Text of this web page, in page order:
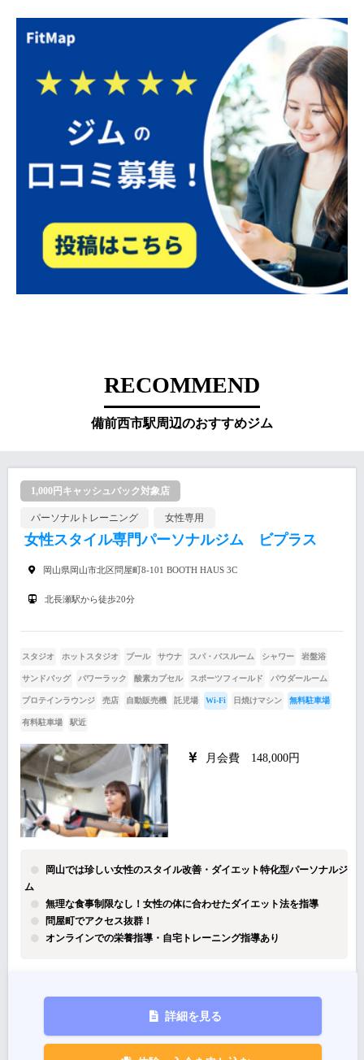
RECOMMEND
備前西市駅周辺のおすすめジム
1,000円キャッシュバック対象店
パーソナルトレーニング 女性専用
女性スタイル専門パーソナルジム ビプラス
岡山県岡山市北区問屋町8-101 BOOTH HAUS 3C
北長瀬駅から徒歩20分
スタジオ ホットスタジオ プール サウナ スパ・バスルーム シャワー 岩盤浴
サンドバッグ パワーラック 酸素カプセル スポーツフィールド パウダールーム
プロテインラウンジ 売店 自動販売機 託児場 Wi-Fi 日焼けマシン 無料駐車場
有料駐車場 駅近
月会費 148,000円
岡山では珍しい女性のスタイル改善・ダイエット特化型パーソナルジ
ム
無理な食事制限なし！女性の体に合わせたダイエット法を指導
問屋町でアクセス抜群！
オンラインでの栄養指導・自宅トレーニング指導あり
詳細を見る